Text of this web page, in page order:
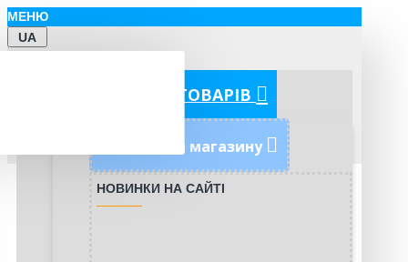
МЕНЮ
UA
КАТЕГОРІЇ ТОВАРІВ
Новинки магазину
НОВИНКИ НА САЙТІ